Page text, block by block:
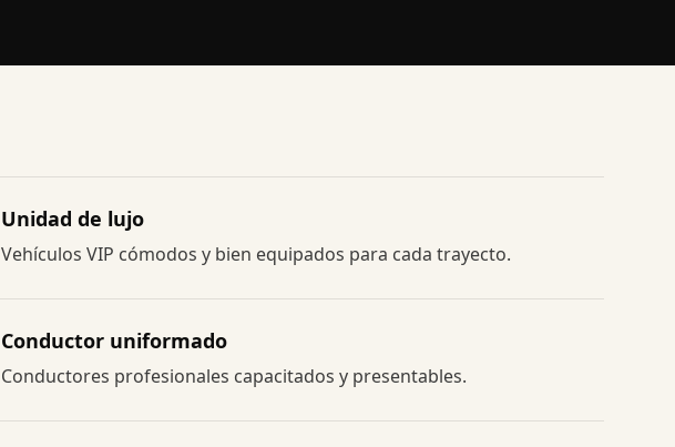
Unidad de lujo
Vehículos VIP cómodos y bien equipados para cada trayecto.
Conductor uniformado
Conductores profesionales capacitados y presentables.